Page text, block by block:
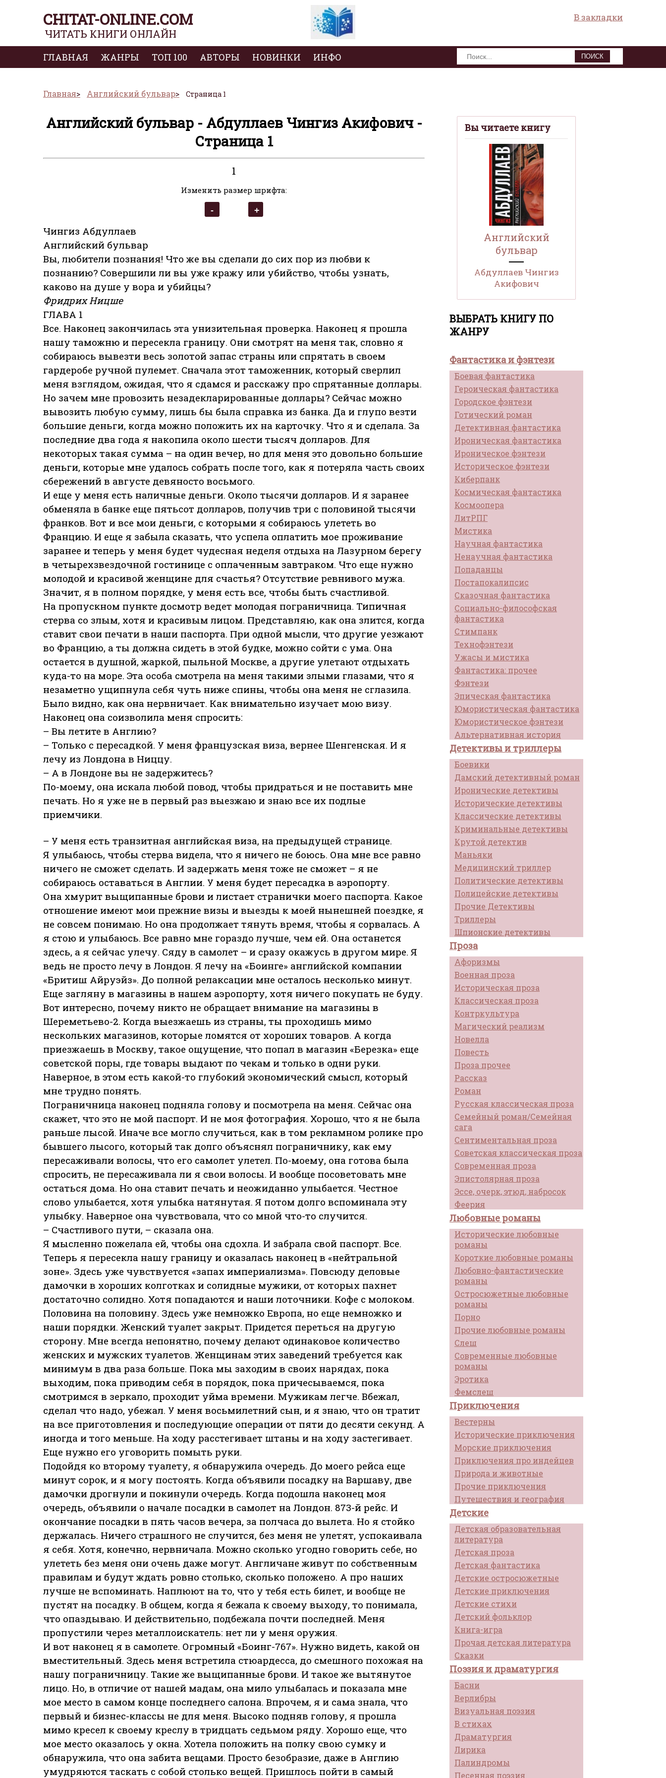
CHITAT-ONLINE.COM
ЧИТАТЬ КНИГИ ОНЛАЙН
В закладки
ГЛАВНАЯ ЖАНРЫ ТОП 100 АВТОРЫ НОВИНКИ ИНФО ПОИСК
Главная Английский бульвар Страница 1
Вы читаете книгу
Английский
бульвар
Абдуллаев Чингиз
Акифович
ВЫБРАТЬ КНИГУ ПО
ЖАНРУ
Фантастика и фэнтези
Боевая фантастика
Героическая фантастика
Городское фэнтези
Готический роман
Детективная фантастика
Ироническая фантастика
Ироническое фэнтези
Историческое фэнтези
Киберпанк
Космическая фантастика
Космоопера
ЛитРПГ
Мистика
Научная фантастика
Ненаучная фантастика
Попаданцы
Постапокалипсис
Сказочная фантастика
Социально-философская
фантастика
Стимпанк
Технофэнтези
Ужасы и мистика
Фантастика: прочее
Фэнтези
Эпическая фантастика
Юмористическая фантастика
Юмористическое фэнтези
Альтернативная история
Детективы и триллеры
Боевики
Дамский детективный роман
Иронические детективы
Исторические детективы
Классические детективы
Криминальные детективы
Крутой детектив
Маньяки
Медицинский триллер
Политические детективы
Полицейские детективы
Прочие Детективы
Триллеры
Шпионские детективы
Проза
Афоризмы
Военная проза
Историческая проза
Классическая проза
Контркультура
Магический реализм
Новелла
Повесть
Проза прочее
Рассказ
Роман
Русская классическая проза
Семейный роман/Семейная
сага
Сентиментальная проза
Советская классическая проза
Современная проза
Эпистолярная проза
Эссе, очерк, этюд, набросок
Феерия
Любовные романы
Исторические любовные
романы
Короткие любовные романы
Любовно-фантастические
романы
Остросюжетные любовные
романы
Порно
Прочие любовные романы
Слеш
Современные любовные
романы
Эротика
Фемслеш
Приключения
Вестерны
Исторические приключения
Морские приключения
Приключения про индейцев
Природа и животные
Прочие приключения
Путешествия и география
Детские
Детская образовательная
литература
Детская проза
Детская фантастика
Детские остросюжетные
Детские приключения
Детские стихи
Детский фольклор
Книга-игра
Прочая детская литература
Сказки
Поэзия и драматургия
Басни
Верлибры
Визуальная поэзия
В стихах
Драматургия
Лирика
Палиндромы
Песенная поэзия
Английский бульвар - Абдуллаев Чингиз Акифович -
Страница 1
1
Изменить размер шрифта:
Чингиз Абдуллаев
Английский бульвар
Вы, любители познания! Что же вы сделали до сих пор из любви к
познанию? Совершили ли вы уже кражу или убийство, чтобы узнать,
каково на душе у вора и убийцы?
Фридрих Ницше
ГЛАВА 1
Все. Наконец закончилась эта унизительная проверка. Наконец я прошла
нашу таможню и пересекла границу. Они смотрят на меня так, словно я
собираюсь вывезти весь золотой запас страны или спрятать в своем
гардеробе ручной пулемет. Сначала этот таможенник, который сверлил
меня взглядом, ожидая, что я сдамся и расскажу про спрятанные доллары.
Но зачем мне провозить незадекларированные доллары? Сейчас можно
вывозить любую сумму, лишь бы была справка из банка. Да и глупо везти
большие деньги, когда можно положить их на карточку. Что я и сделала. За
последние два года я накопила около шести тысяч долларов. Для
некоторых такая сумма – на один вечер, но для меня это довольно большие
деньги, которые мне удалось собрать после того, как я потеряла часть своих
сбережений в августе девяносто восьмого.
И еще у меня есть наличные деньги. Около тысячи долларов. И я заранее
обменяла в банке еще пятьсот долларов, получив три с половиной тысячи
франков. Вот и все мои деньги, с которыми я собираюсь улететь во
Францию. И еще я забыла сказать, что успела оплатить мое проживание
заранее и теперь у меня будет чудесная неделя отдыха на Лазурном берегу
в четырехзвездочной гостинице с оплаченным завтраком. Что еще нужно
молодой и красивой женщине для счастья? Отсутствие ревнивого мужа.
Значит, я в полном порядке, у меня есть все, чтобы быть счастливой.
На пропускном пункте досмотр ведет молодая пограничница. Типичная
стерва со злым, хотя и красивым лицом. Представляю, как она злится, когда
ставит свои печати в наши паспорта. При одной мысли, что другие уезжают
во Францию, а ты должна сидеть в этой будке, можно сойти с ума. Она
остается в душной, жаркой, пыльной Москве, а другие улетают отдыхать
куда-то на море. Эта особа смотрела на меня такими злыми глазами, что я
незаметно ущипнула себя чуть ниже спины, чтобы она меня не сглазила.
Было видно, как она нервничает. Как внимательно изучает мою визу.
Наконец она соизволила меня спросить:
– Вы летите в Англию?
– Только с пересадкой. У меня французская виза, вернее Шенгенская. И я
лечу из Лондона в Ниццу.
– А в Лондоне вы не задержитесь?
По-моему, она искала любой повод, чтобы придраться и не поставить мне
печать. Но я уже не в первый раз выезжаю и знаю все их подлые
приемчики.
– У меня есть транзитная английская виза, на предыдущей странице.
Я улыбаюсь, чтобы стерва видела, что я ничего не боюсь. Она мне все равно
ничего не сможет сделать. И задержать меня тоже не сможет – я не
собираюсь оставаться в Англии. У меня будет пересадка в аэропорту.
Она хмурит выщипанные брови и листает странички моего паспорта. Какое
отношение имеют мои прежние визы и выезды к моей нынешней поездке, я
не совсем понимаю. Но она продолжает тянуть время, чтобы я сорвалась. А
я стою и улыбаюсь. Все равно мне гораздо лучше, чем ей. Она останется
здесь, а я сейчас улечу. Сяду в самолет – и сразу окажусь в другом мире. Я
ведь не просто лечу в Лондон. Я лечу на «Боинге» английской компании
«Бритиш Айруэйз». До полной релаксации мне осталось несколько минут.
Еще загляну в магазины в нашем аэропорту, хотя ничего покупать не буду.
Вот интересно, почему никто не обращает внимание на магазины в
Шереметьево-2. Когда выезжаешь из страны, ты проходишь мимо
нескольких магазинов, которые ломятся от хороших товаров. А когда
приезжаешь в Москву, такое ощущение, что попал в магазин «Березка» еще
советской поры, где товары выдают по чекам и только в одни руки.
Наверное, в этом есть какой-то глубокий экономический смысл, который
мне трудно понять.
Пограничница наконец подняла голову и посмотрела на меня. Сейчас она
скажет, что это не мой паспорт. И не моя фотография. Хорошо, что я не была
раньше лысой. Иначе все могло случиться, как в том рекламном ролике про
бывшего лысого, который так долго объяснял пограничнику, как ему
пересаживали волосы, что его самолет улетел. По-моему, она готова была
спросить, не пересаживала ли я свои волосы. И вообще посоветовать мне
остаться дома. Но она ставит печать и неожиданно улыбается. Честное
слово улыбается, хотя улыбка натянутая. Я потом долго вспоминала эту
улыбку. Наверное она чувствовала, что со мной что-то случится.
– Счастливого пути, – сказала она.
Я мысленно пожелала ей, чтобы она сдохла. И забрала свой паспорт. Все.
Теперь я пересекла нашу границу и оказалась наконец в «нейтральной
зоне». Здесь уже чувствуется «запах империализма». Повсюду деловые
дамочки в хороших колготках и солидные мужики, от которых пахнет
достаточно солидно. Хотя попадаются и наши лоточники. Кофе с молоком.
Половина на половину. Здесь уже немножко Европа, но еще немножко и
наши порядки. Женский туалет закрыт. Придется переться на другую
сторону. Мне всегда непонятно, почему делают одинаковое количество
женских и мужских туалетов. Женщинам этих заведений требуется как
минимум в два раза больше. Пока мы заходим в своих нарядах, пока
выходим, пока приводим себя в порядок, пока причесываемся, пока
смотримся в зеркало, проходит уйма времени. Мужикам легче. Вбежал,
сделал что надо, убежал. У меня восьмилетний сын, и я знаю, что он тратит
на все приготовления и последующие операции от пяти до десяти секунд. А
иногда и того меньше. На ходу расстегивает штаны и на ходу застегивает.
Еще нужно его уговорить помыть руки.
Подойдя ко второму туалету, я обнаружила очередь. До моего рейса еще
минут сорок, и я могу постоять. Когда объявили посадку на Варшаву, две
дамочки дрогнули и покинули очередь. Когда подошла наконец моя
очередь, объявили о начале посадки в самолет на Лондон. 873-й рейс. И
окончание посадки в пять часов вечера, за полчаса до вылета. Но я стойко
держалась. Ничего страшного не случится, без меня не улетят, успокаивала
я себя. Хотя, конечно, нервничала. Можно сколько угодно говорить себе, но
улететь без меня они очень даже могут. Англичане живут по собственным
правилам и будут ждать ровно столько, сколько положено. А про наших
лучше не вспоминать. Наплюют на то, что у тебя есть билет, и вообще не
пустят на посадку. В общем, когда я бежала к своему выходу, то понимала,
что опаздываю. И действительно, подбежала почти последней. Меня
пропустили через металлоискатель: нет ли у меня оружия.
И вот наконец я в самолете. Огромный «Боинг-767». Нужно видеть, какой он
вместительный. Здесь меня встретила стюардесса, до смешного похожая на
нашу пограничницу. Такие же выщипанные брови. И такое же вытянутое
лицо. Но, в отличие от нашей мадам, она мило улыбалась и показала мне
мое место в самом конце последнего салона. Впрочем, я и сама знала, что
первый и бизнес-классы не для меня. Высоко подняв голову, я прошла
мимо кресел к своему креслу в тридцать седьмом ряду. Хорошо еще, что
мое место оказалось у окна. Хотела положить на полку свою сумку и
обнаружила, что она забита вещами. Просто безобразие, даже в Англию
умудряются таскать с собой столько вещей. Пришлось пойти в самый